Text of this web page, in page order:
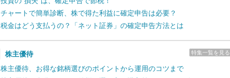
チャートで簡単診断、株で得た利益に確定申告は必要？
税金はどう支払うの？「ネット証券」の確定申告方法とは
特集一覧を見る
株主優待
株主優待、お得な銘柄選びのポイントから運用のコツまで